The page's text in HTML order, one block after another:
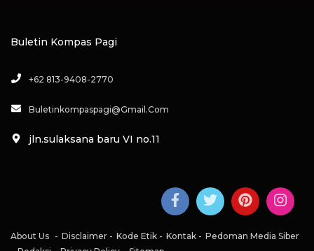
Buletin Kompas Pagi
+62 813-9408-2770
Buletinkompaspagi@gmail.com
jln.sulaksana baru VI no.11
About Us Disclaimer Kode Etik Kontak
Pedoman Media Siber